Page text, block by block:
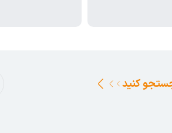
کنید